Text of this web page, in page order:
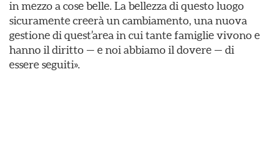
in mezzo a cose belle. La bellezza di questo luogo
sicuramente creerà un cambiamento, una nuova
gestione di quest’area in cui tante famiglie vivono e
hanno il diritto — e noi abbiamo il dovere — di
essere seguiti».